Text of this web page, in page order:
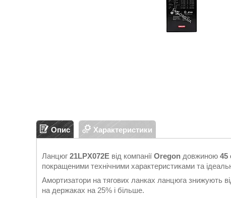
Опис Характеристики
Ланцюг 21LPX072E від компанії Oregon довжиною 45
покращеними технічними характеристиками та
Амортизатори на тягових ланках ланцюга знижують
на держаках на 25% і більше.